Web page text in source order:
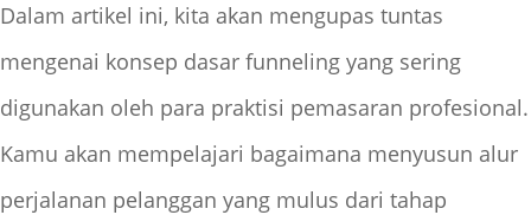
Dalam artikel ini, kita akan mengupas tuntas
mengenai konsep dasar funneling yang sering
digunakan oleh para praktisi pemasaran profesional.
Kamu akan mempelajari bagaimana menyusun alur
perjalanan pelanggan yang mulus dari tahap